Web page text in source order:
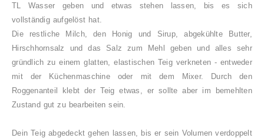
TL Wasser geben und etwas stehen lassen, bis es sich
vollständig aufgelöst hat.
Die restliche Milch, den Honig und Sirup, abgekühlte Butter,
Hirschhornsalz und das Salz zum Mehl geben und alles sehr
gründlich zu einem glatten, elastischen Teig verkneten - entweder
mit der Küchenmaschine oder mit dem Mixer. Durch den
Roggenanteil klebt der Teig etwas, er sollte aber im bemehlten
Zustand gut zu bearbeiten sein.
Dein Teig abgedeckt gehen lassen, bis er sein Volumen verdoppelt